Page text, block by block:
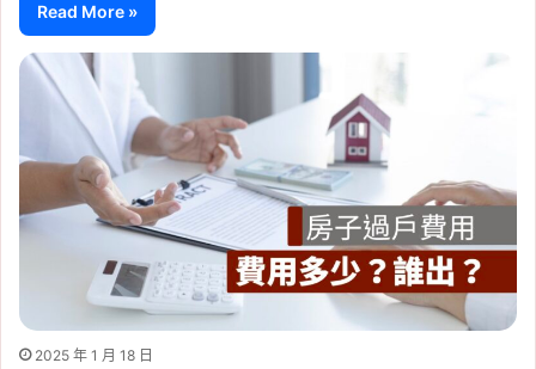
Read More »
2025 年 1 月 18 日